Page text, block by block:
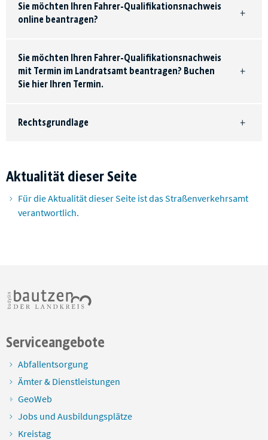
Sie möchten Ihren Fahrer-Qualifikationsnachweis
online beantragen?
Sie möchten Ihren Fahrer-Qualifikationsnachweis
mit Termin im Landratsamt beantragen? Buchen
Sie hier Ihren Termin.
Rechtsgrundlage
Aktualität dieser Seite
Für die Aktualität dieser Seite ist das Straßenverkehrsamt
verantwortlich.
Serviceangebote
Abfallentsorgung
Ämter & Dienstleistungen
GeoWeb
Jobs und Ausbildungsplätze
Kreistag